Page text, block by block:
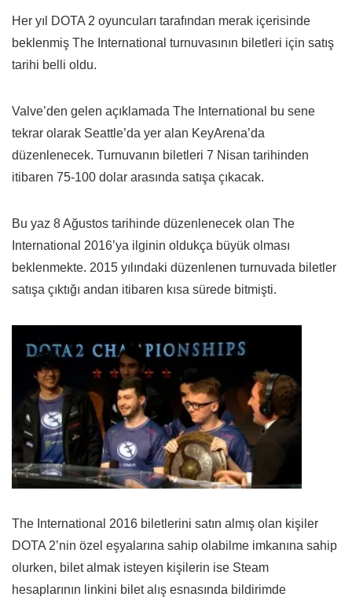
Her yıl DOTA 2 oyuncuları tarafından merak içerisinde
beklenmiş The International turnuvasının biletleri için satış
tarihi belli oldu.
Valve’den gelen açıklamada The International bu sene
tekrar olarak Seattle’da yer alan KeyArena’da
düzenlenecek. Turnuvanın biletleri 7 Nisan tarihinden
itibaren 75-100 dolar arasında satışa çıkacak.
Bu yaz 8 Ağustos tarihinde düzenlenecek olan The
International 2016’ya ilginin oldukça büyük olması
beklenmekte. 2015 yılındaki düzenlenen turnuvada biletler
satışa çıktığı andan itibaren kısa sürede bitmişti.
The International 2016 biletlerini satın almış olan kişiler
DOTA 2’nin özel eşyalarına sahip olabilme imkanına sahip
olurken, bilet almak isteyen kişilerin ise Steam
hesaplarının linkini bilet alış esnasında bildirimde